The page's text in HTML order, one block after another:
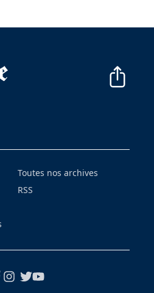
Toutes nos archives
RSS